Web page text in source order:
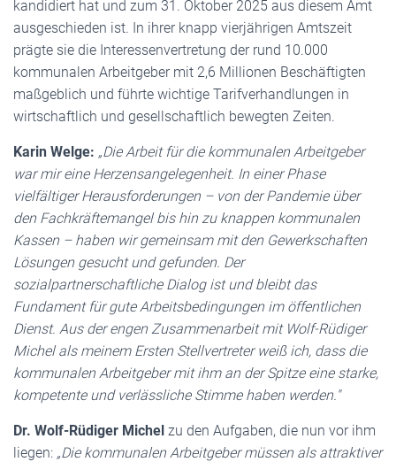
kandidiert hat und zum 31. Oktober 2025 aus diesem Amt
ausgeschieden ist. In ihrer knapp vierjährigen Amtszeit
prägte sie die Interessenvertretung der rund 10.000
kommunalen Arbeitgeber mit 2,6 Millionen Beschäftigten
maßgeblich und führte wichtige Tarifverhandlungen in
wirtschaftlich und gesellschaftlich bewegten Zeiten.
Karin Welge: „Die Arbeit für die kommunalen Arbeitgeber
war mir eine Herzensangelegenheit. In einer Phase
vielfältiger Herausforderungen – von der Pandemie über
den Fachkräftemangel bis hin zu knappen kommunalen
Kassen – haben wir gemeinsam mit den Gewerkschaften
Lösungen gesucht und gefunden. Der
sozialpartnerschaftliche Dialog ist und bleibt das
Fundament für gute Arbeitsbedingungen im öffentlichen
Dienst. Aus der engen Zusammenarbeit mit Wolf-Rüdiger
Michel als meinem Ersten Stellvertreter weiß ich, dass die
kommunalen Arbeitgeber mit ihm an der Spitze eine starke,
kompetente und verlässliche Stimme haben werden."
Dr. Wolf-Rüdiger Michel zu den Aufgaben, die nun vor ihm
liegen: „Die kommunalen Arbeitgeber müssen als attraktiver